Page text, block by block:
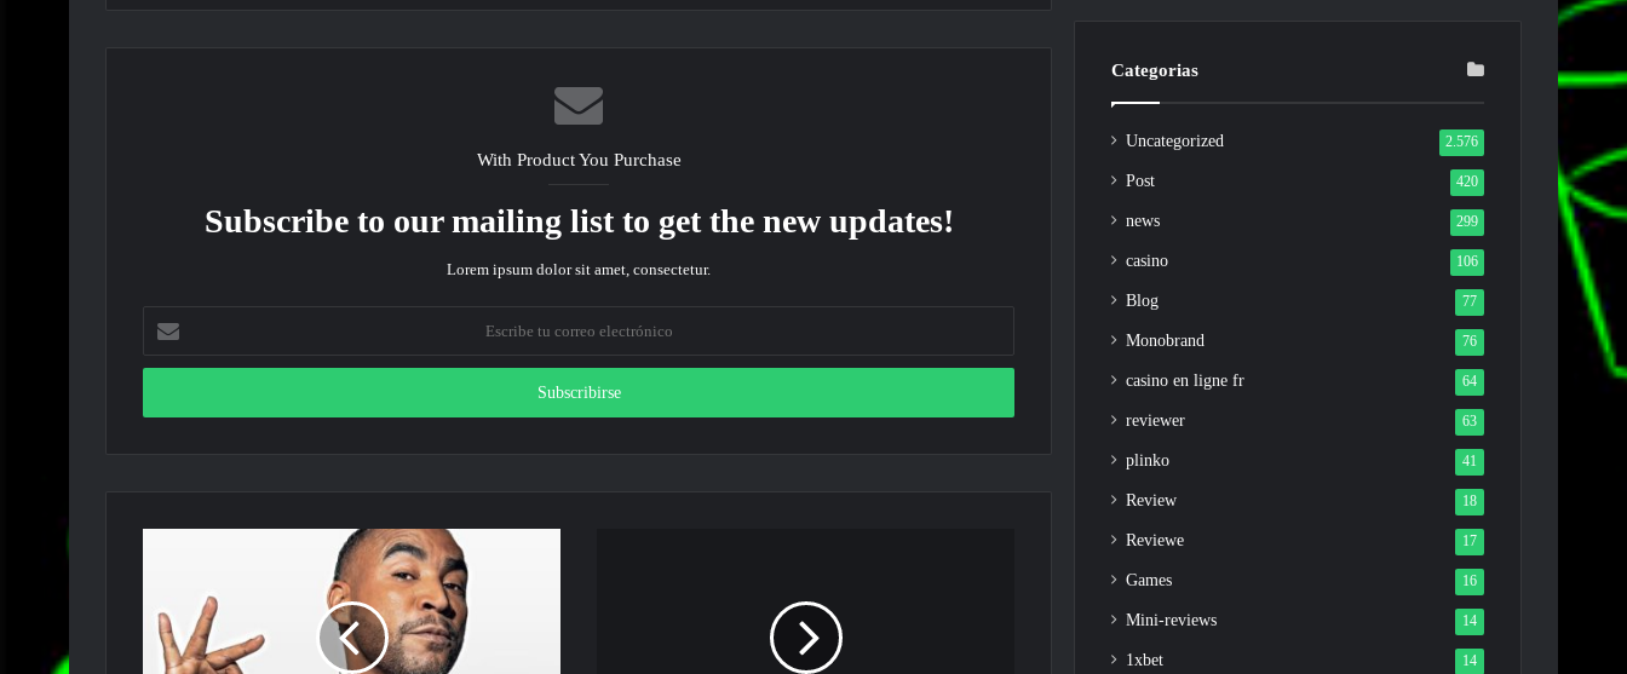
With Product You Purchase
Subscribe to our mailing list to get the new updates!
Lorem ipsum dolor sit amet, consectetur.
correo
Categorias
Uncategorized 2.576
Post 420
news 299
casino 106
Blog 77
Monobrand 76
casino en ligne fr 64
reviewer 63
plinko 41
Review 18
Reviewe 17
Games 16
Mini-reviews 14
1xbet 14